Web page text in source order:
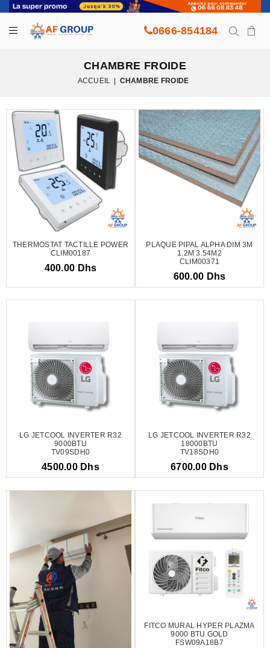
0666-854184
CHAMBRE FROIDE
ACCUEIL CHAMBRE FROIDE
THERMOSTAT TACTILLE POWER
CLIM00187
400.00 Dhs
PLAQUE PIPAL ALPHA DIM 3M
1.2M 3.54M2
CLIM00371
600.00 Dhs
LG JETCOOL INVERTER R32
9000BTU
TV09SDH0
4500.00 Dhs
LG JETCOOL INVERTER R32
18000BTU
TV18SDH0
6700.00 Dhs
FITCO MURAL HYPER PLAZMA
9000 BTU GOLD
FSW09A18B7